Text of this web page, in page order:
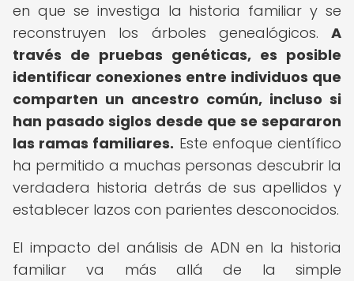
en que se investiga la historia familiar y se
reconstruyen los árboles genealógicos. A
través de pruebas genéticas, es posible
identificar conexiones entre individuos que
comparten un ancestro común, incluso si
han pasado siglos desde que se separaron
las ramas familiares. Este enfoque científico
ha permitido a muchas personas descubrir la
verdadera historia detrás de sus apellidos y
establecer lazos con parientes desconocidos.
El impacto del análisis de ADN en la historia
familiar va más allá de la simple